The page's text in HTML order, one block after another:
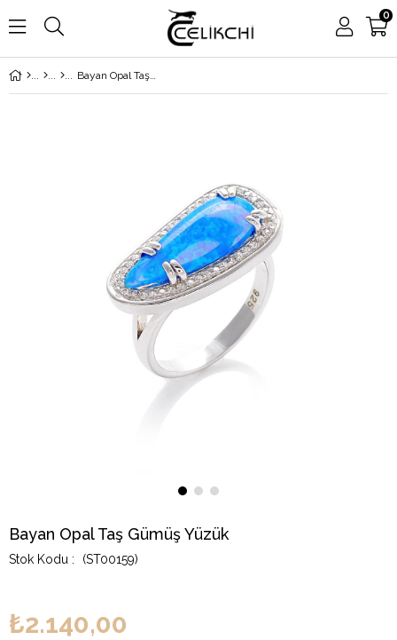
0
Bayan Opal Taş Gümüş Yüzük
Bayan Opal Taş Gümüş Yüzük
(ST00159)
₺2.140,00